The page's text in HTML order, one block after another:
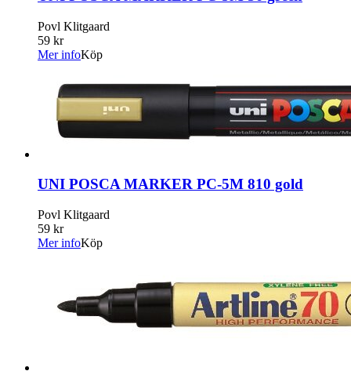
Povl Klitgaard
59 kr
Mer infoKöp
UNI POSCA MARKER PC-5M 810 gold
Povl Klitgaard
59 kr
Mer infoKöp